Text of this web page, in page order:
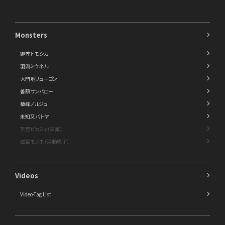
Monsters
緋笠トモシカ
羽渦ミウネル
大門地リューゴン
善額サンパロー
植峰ノルジュ
未知又バトヤ
天野ピカミィ（卒業）
磁富モノエ（活動終了）
Videos
Video-Tag List